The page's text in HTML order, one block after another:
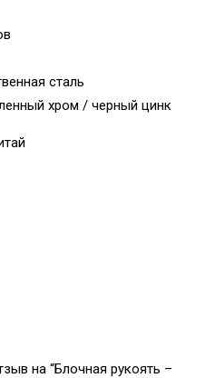
сталь
хром / черный цинк
на “Блочная рукоять –